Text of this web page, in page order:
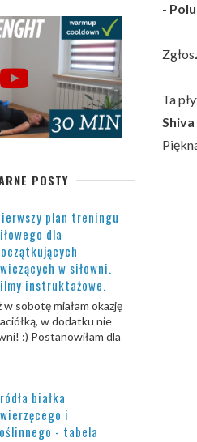
-
Ta
POSTY
plan treningu
dla
w siłowni.
instruktażowe.
sobotę miałam okazję
w dodatku nie
:) Postanowiłam dla
białka
i
- tabela